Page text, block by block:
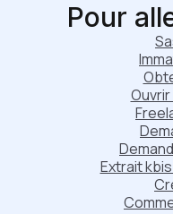
Pour
Extrait